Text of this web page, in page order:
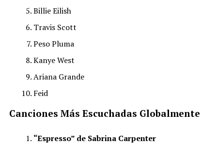
Billie Eilish
Travis Scott
Peso Pluma
Kanye West
Ariana Grande
Feid
Canciones Más Escuchadas Globalmente
“Espresso” de Sabrina Carpenter